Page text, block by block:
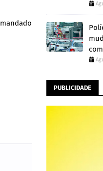
PUBLICIDADE